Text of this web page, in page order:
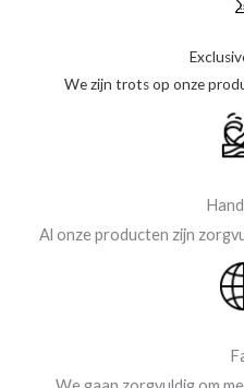
We zijn trots op onze
Al onze producten zijn